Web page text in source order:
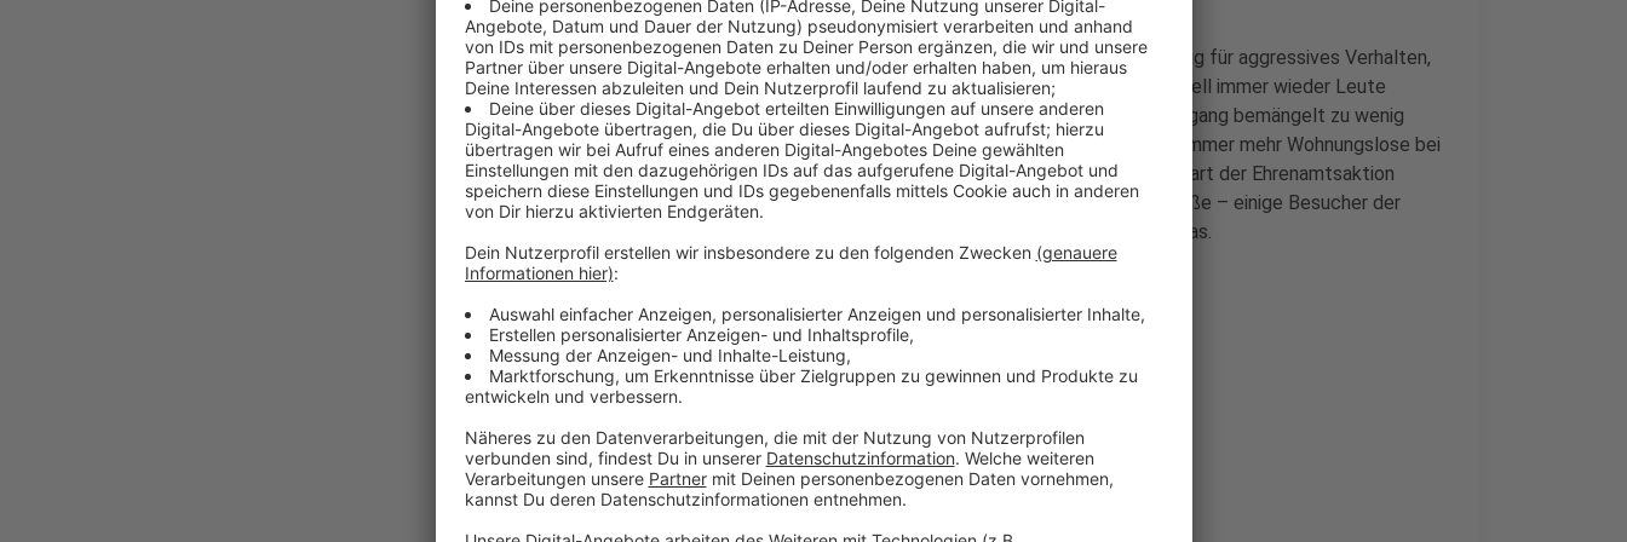
Die psychischen Probleme bei vielen Wohnungslosen sorgen häufig für aggressives Verhalten,
erklärt die Caritas. Aus dem Tagestreff in Wiesdorf müssten aktuell immer wieder Leute
verwiesen werden, um die Mitarbeitenden zu schützen. Der Kältegang bemängelt zu wenig
Angebote und Unterbringungsmöglichkeiten, denn es gebe auch immer mehr Wohnungslose bei
uns – geschätzt kämen aktuell etwa doppelt so viele wie zum Start der Ehrenamtsaktion
2018. Außerdem landen immer mehr junge Menschen auf der Straße – einige Besucher der
Notschlafstelle seien erst achtzehn Jahre alt, berichtet die Caritas.
Weitere Meldungen aus Leverkusen
Anzeige
Wenig Mehrweg in Leverkusener Restaurants
Kann der Autobahnausbau in Leverkusen gestoppt werden?